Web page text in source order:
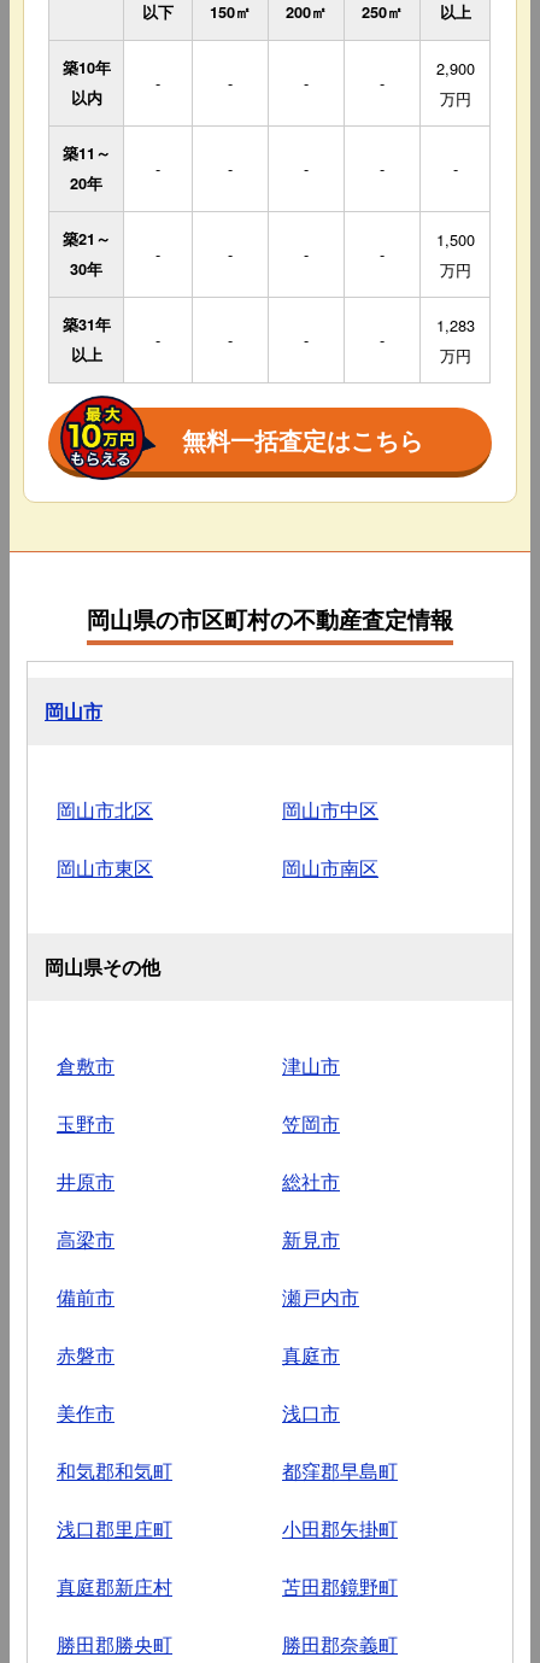
以下
150㎡
200㎡
250㎡
以上
築10年
以内
- - - -
2,900
万円
築11～
20年
- - - - -
築21～
30年
- - - -
1,500
万円
築31年
以上
- - - -
1,283
万円
無料一括査定はこちら
岡山県の市区町村の不動産査定情報
岡山市
岡山市北区 岡山市中区
岡山市東区 岡山市南区
岡山県その他
倉敷市 津山市
玉野市 笠岡市
井原市 総社市
高梁市 新見市
備前市 瀬戸内市
赤磐市 真庭市
美作市 浅口市
和気郡和気町 都窪郡早島町
浅口郡里庄町 小田郡矢掛町
真庭郡新庄村 苫田郡鏡野町
勝田郡勝央町 勝田郡奈義町